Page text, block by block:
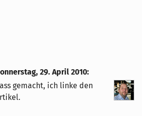
29. April 2010:
gemacht, ich linke den